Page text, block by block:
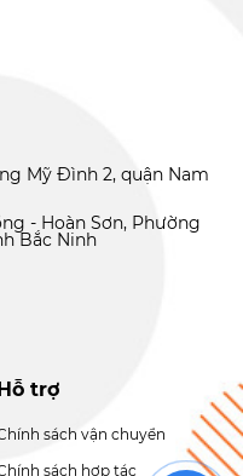
Mỹ Đình 2, quận Nam
- Hoàn Sơn, Phường
Bắc Ninh
Hỗ trợ
sách vận chuyển
sách hợp tác